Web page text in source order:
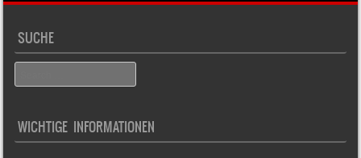
SUCHE
WICHTIGE INFORMATIONEN